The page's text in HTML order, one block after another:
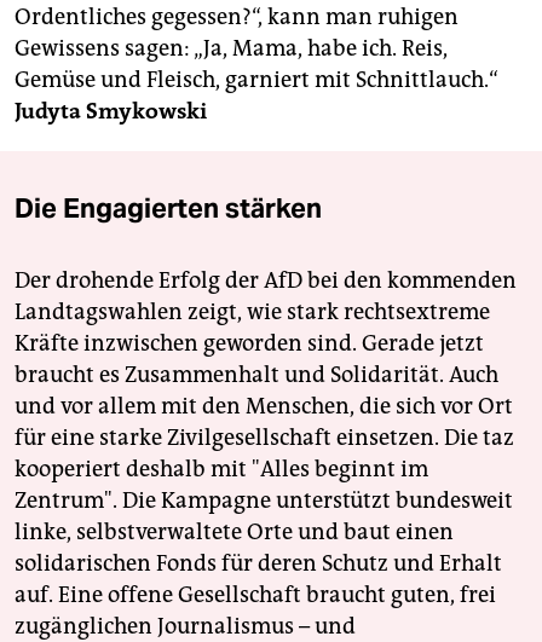
Ordentliches gegessen?“, kann man ruhigen
Gewissens sagen: „Ja, Mama, habe ich. Reis,
Gemüse und Fleisch, garniert mit Schnittlauch.“
Judyta Smykowski
Die Engagierten stärken
Der drohende Erfolg der AfD bei den kommenden
Landtagswahlen zeigt, wie stark rechtsextreme
Kräfte inzwischen geworden sind. Gerade jetzt
braucht es Zusammenhalt und Solidarität. Auch
und vor allem mit den Menschen, die sich vor Ort
für eine starke Zivilgesellschaft einsetzen. Die taz
kooperiert deshalb mit "Alles beginnt im
Zentrum". Die Kampagne unterstützt bundesweit
linke, selbstverwaltete Orte und baut einen
solidarischen Fonds für deren Schutz und Erhalt
auf. Eine offene Gesellschaft braucht guten, frei
zugänglichen Journalismus – und